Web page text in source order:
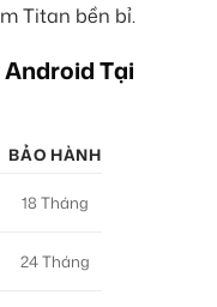
Titan bền bỉ.
Tại
BẢO HÀNH
18 Tháng
24 Tháng